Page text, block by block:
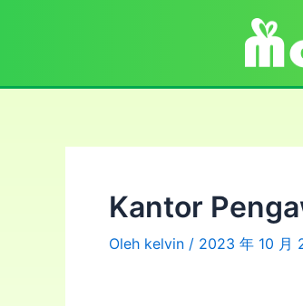
Kantor
Oleh kelvin / 2023 年 10 月